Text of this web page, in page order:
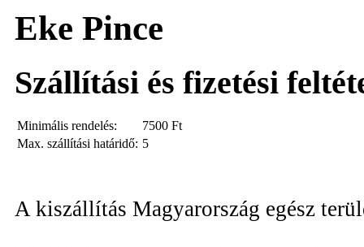
Eke Pince
Szállítási és fizetési
Minimális rendelés: 7500 Ft
Max. szállítási határidő: 5
A kiszállítás Magyarország egész